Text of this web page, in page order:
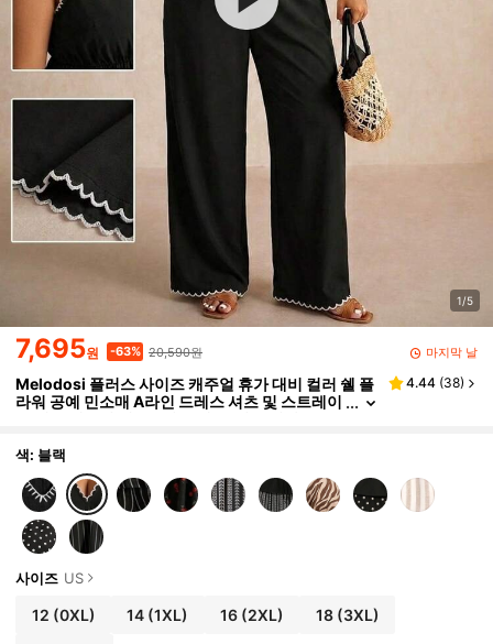
1/5
7,695원 -63% 20,590원 마지막 날
Melodosi 플러스 사이즈 캐주얼 휴가 대비 컬러 쉘 플
라워 공예 민소매 A라인 드레스 셔츠 및 스트레이
4.44 (38)
색: 블랙
사이즈 US
12 (0XL) 14 (1XL) 16(2XL) 18(3XL)